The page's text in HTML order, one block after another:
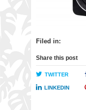
Filed in:
Share this post
TWITTER
LINKEDIN